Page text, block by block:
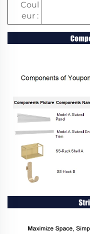
Coul
eur :